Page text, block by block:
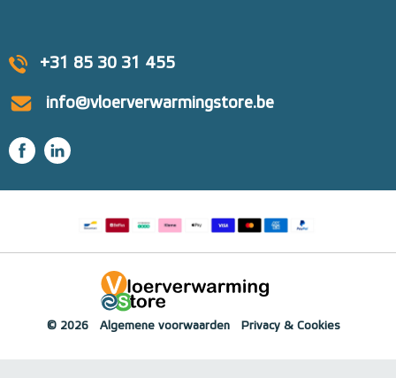
+31 85 30 31 455
info@vloerverwarmingstore.be
© 2026 Algemene voorwaarden Privacy & Cookies